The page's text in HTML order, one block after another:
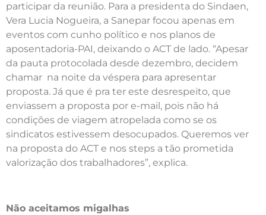
participar da reunião. Para a presidenta do Sindaen,
Vera Lucia Nogueira, a Sanepar focou apenas em
eventos com cunho político e nos planos de
aposentadoria-PAI, deixando o ACT de lado. “Apesar
da pauta protocolada desde dezembro, decidem
chamar na noite da véspera para apresentar
proposta. Já que é pra ter este desrespeito, que
enviassem a proposta por e-mail, pois não há
condições de viagem atropelada como se os
sindicatos estivessem desocupados. Queremos ver
na proposta do ACT e nos steps a tão prometida
valorização dos trabalhadores”, explica.
Não aceitamos migalhas